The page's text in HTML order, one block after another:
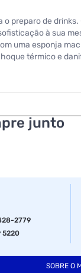
o preparo de
à sua
uma esponja
térmico e
junto
2779
5220
SOBRE O